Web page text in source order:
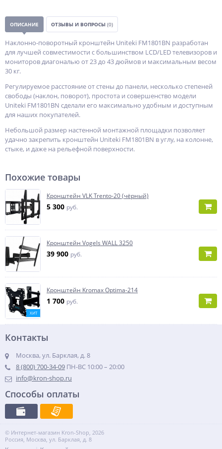
ОПИСАНИЕ ОТЗЫВЫ И ВОПРОСЫ (0)
Наклонно-поворотный кронштейн Uniteki FM1801BN разработан
для лучшей совместимости с большинством LCD/LED телевизоров и
мониторов диагональю от 23 до 43 дюймов и максимальным весом
30 кг.
Регулируемое расстояние от стены до панели, несколько степеней
свободы (наклон, поворот), простота и совершенство модели
Uniteki FM1801BN сделали его максимально удобным и доступным
для наших покупателей.
Небольшой размер настенной монтажной площадки позволяет
удачно закрепить кронштейн Uniteki FM1801BN в углу, на колонне,
стыке, и даже на рельефной поверхности.
Похожие товары
Кронштейн VLK Trento-20 (чёрный)
5 300 руб.
Кронштейн Vogels WALL 3250
39 900 руб.
ХИТ
Кронштейн Kromax Optima-214
1 700 руб.
Контакты
Москва, ул. Барклая, д. 8
8 (800) 700-34-09 ПН-ВС 10:00 – 20:00
info@kron-shop.ru
Способы оплаты
© Интернет-магазин Kron-Shop, 2026
Россия, Москва, ул. Барклая, д. 8